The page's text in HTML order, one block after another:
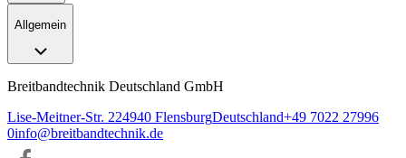
Allgemein
Breitbandtechnik Deutschland GmbH
Lise-Meitner-Str. 224940 FlensburgDeutschland+49 7022 27996
0info@breitbandtechnik.de